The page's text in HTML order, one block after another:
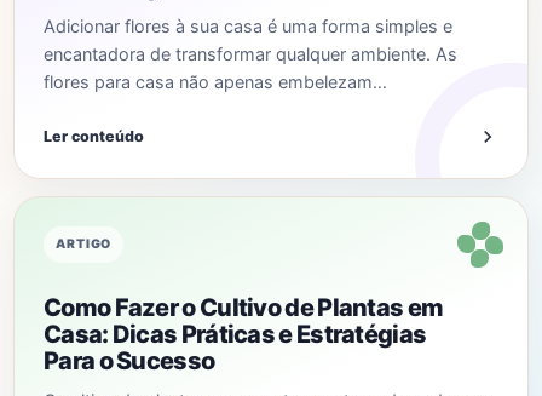
Adicionar flores à sua casa é uma forma simples e
encantadora de transformar qualquer ambiente. As
flores para casa não apenas embelezam…
Ler conteúdo
ARTIGO
Como Fazer o Cultivo de Plantas em
Casa: Dicas Práticas e Estratégias
Para o Sucesso